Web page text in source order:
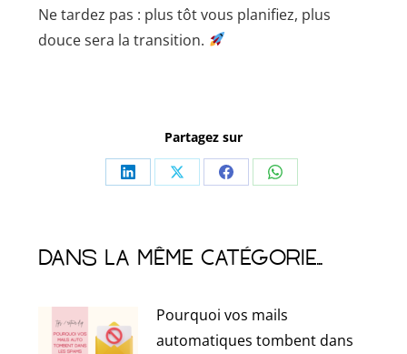
Ne tardez pas : plus tôt vous planifiez, plus
douce sera la transition.
Partagez sur
PartagerPartagerPartagerPartager
Dans la même catégorie...
Pourquoi vos mails
automatiques tombent dans